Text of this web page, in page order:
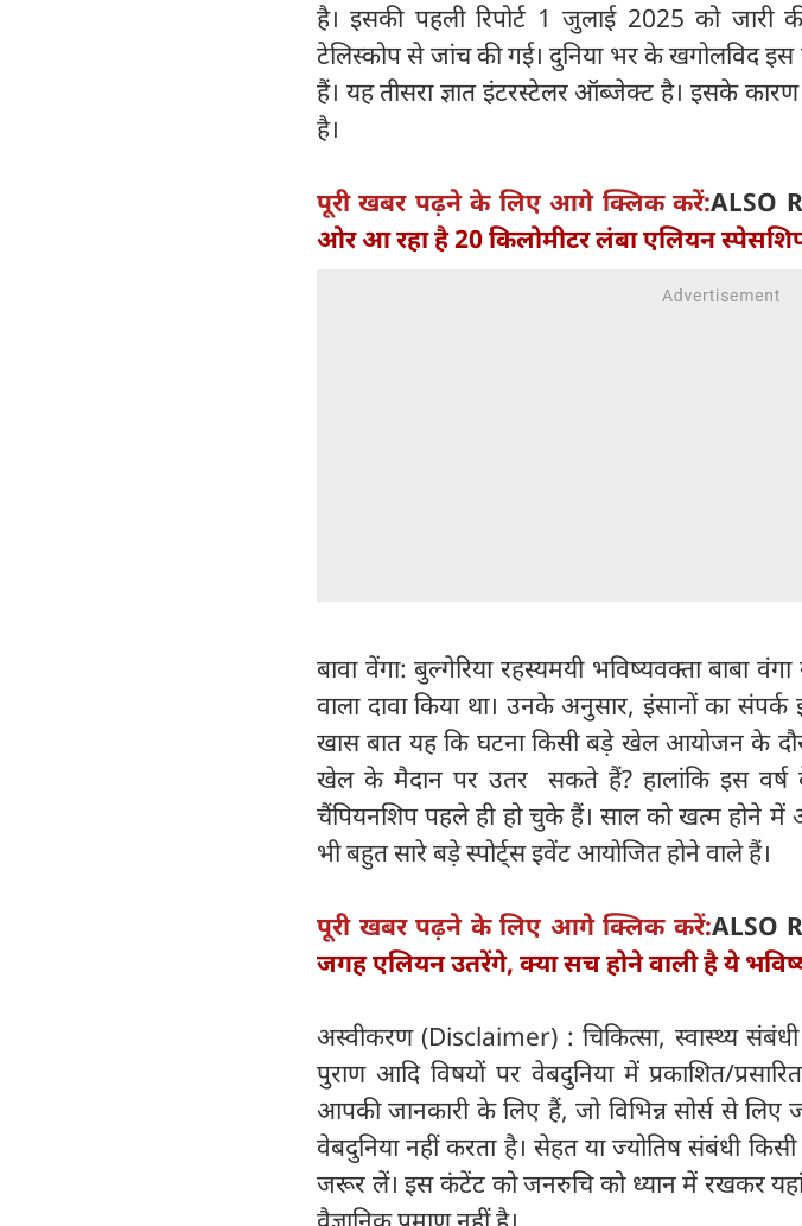
है। इसकी पहली रिपोर्ट 1 जुलाई 2025 को
टेलिस्कोप से जांच की गई। दुनिया भर के खगोलविद
हैं। यह तीसरा ज्ञात इंटरस्टेलर ऑब्जेक्ट है। इसके
है।
पूरी खबर पढ़ने के लिए आगे क्लिक करें:ALSO
ओर आ रहा है 20 किलोमीटर लंबा एलियन
बावा वेंगा: बुल्गेरिया रहस्यमयी भविष्यवक्ता बाबा
वाला दावा किया था। उनके अनुसार, इंसानों का
खास बात यह कि घटना किसी बड़े खेल आयोजन के
खेल के मैदान पर उतर सकते हैं? हालांकि इस
चैंपियनशिप पहले ही हो चुके हैं। साल को खत्म होने में
भी बहुत सारे बड़े स्पोर्ट्स इवेंट आयोजित होने वाले हैं।
पूरी खबर पढ़ने के लिए आगे क्लिक करें:ALSO
जगह एलियन उतरेंगे, क्या सच होने वाली है ये
अस्वीकरण (Disclaimer) : चिकित्सा, स्वास्थ्य
पुराण आदि विषयों पर वेबदुनिया में प्रकाशित/
आपकी जानकारी के लिए हैं, जो विभिन्न सोर्स से लिए
वेबदुनिया नहीं करता है। सेहत या ज्योतिष संबंधी
जरूर लें। इस कंटेंट को जनरुचि को ध्यान में रखकर यहां